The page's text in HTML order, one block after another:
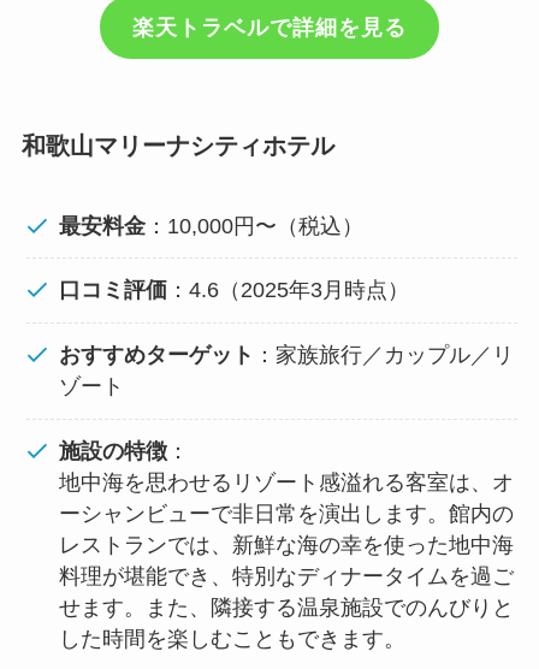
楽天トラベルで詳細を見る
和歌山マリーナシティホテル
最安料金 ：10,000円〜（税込）
口コミ評価 ：4.6（2025年3月時点）
おすすめターゲット ：家族旅行／カップル／リ
ゾート
施設の特徴 ：
地中海を思わせるリゾート感溢れる客室は、オ
ーシャンビューで非日常を演出します。館内の
レストランでは、新鮮な海の幸を使った地中海
料理が堪能でき、特別なディナータイムを過ご
せます。また、隣接する温泉施設でのんびりと
した時間を楽しむこともできます。